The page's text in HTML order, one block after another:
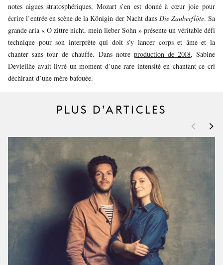
notes aigues stratosphériques, Mozart s’en est donné à cœur joie pour
écrire l’entrée en scène de la Königin der Nacht dans Die Zauberflöte. Sa
grande aria « O zittre nicht, mein lieber Sohn » présente un véritable défi
technique pour son interprète qui doit s’y lancer corps et âme et la
chanter sans tour de chauffe. Dans notre production de 2018, Sabine
Devieilhe avait livré un moment d’une rare intensité en chantant ce cri
déchirant d’une mère bafouée.
PLUS D’ARTICLES
< >